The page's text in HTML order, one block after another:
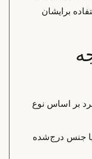
برایشان
بر اساس نوع
جنس درج‌شده